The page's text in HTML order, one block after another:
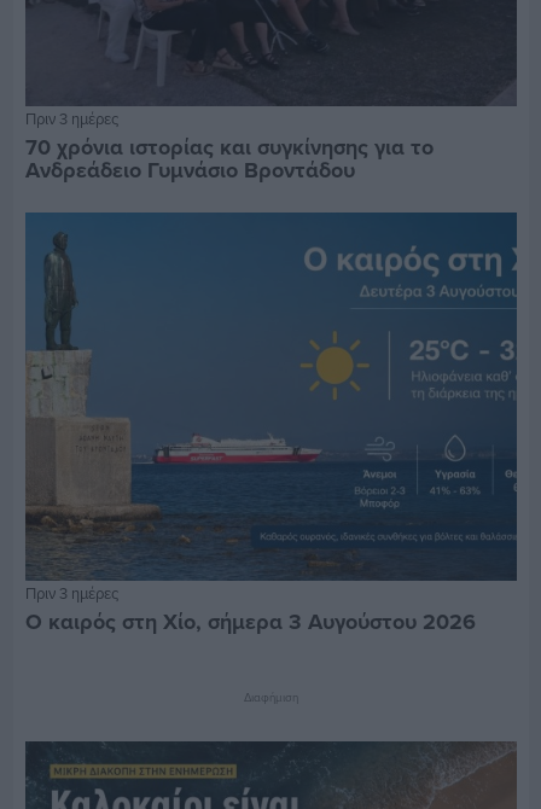
Πριν 3 ημέρες
70 χρόνια ιστορίας και συγκίνησης για το
Ανδρεάδειο Γυμνάσιο Βροντάδου
Πριν 3 ημέρες
Ο καιρός στη Χίο, σήμερα 3 Αυγούστου 2026
Διαφήμιση